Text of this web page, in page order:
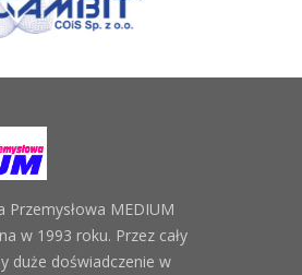
Przemysłowa MEDIUM
w 1993 roku. Przez cały
duże doświadczenie w